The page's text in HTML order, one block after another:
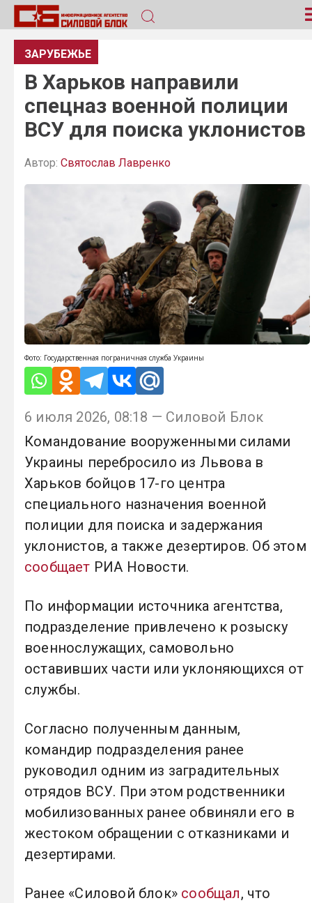
ЗАРУБЕЖЬЕ
В Харьков направили
спецназ военной полиции
ВСУ для поиска уклонистов
Автор: Святослав Лавренко
Фото: Государственная пограничная служба Украины
6 июля 2026, 08:18 — Силовой Блок
Командование вооруженными силами
Украины перебросило из Львова в
Харьков бойцов 17-го центра
специального назначения военной
полиции для поиска и задержания
уклонистов, а также дезертиров. Об этом
сообщает РИА Новости.
По информации источника агентства,
подразделение привлечено к розыску
военнослужащих, самовольно
оставивших части или уклоняющихся от
службы.
Согласно полученным данным,
командир подразделения ранее
руководил одним из заградительных
отрядов ВСУ. При этом родственники
мобилизованных ранее обвиняли его в
жестоком обращении с отказниками и
дезертирами.
Ранее «Силовой блок» сообщал, что